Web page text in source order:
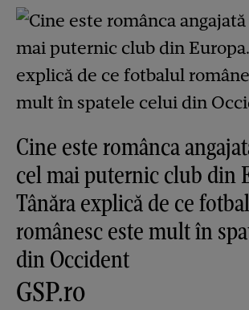
Cine este românca
cel mai puternic club din
Tânăra explică de ce
românesc este mult în
din Occident
GSP.ro